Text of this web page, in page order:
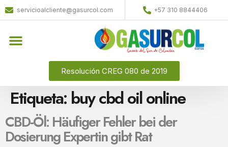
servicioalcliente@gasurcol.com +57 310 8844406
Resolución CREG 080 de 2019
Etiqueta: buy cbd oil online
CBD-Öl: Häufiger Fehler bei der
Dosierung Expertin gibt Rat